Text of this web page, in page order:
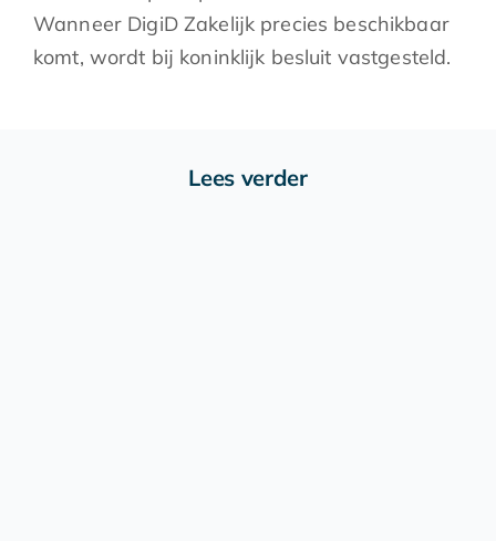
Wanneer DigiD Zakelijk precies beschikbaar
komt, wordt bij koninklijk besluit vastgesteld.
Lees verder